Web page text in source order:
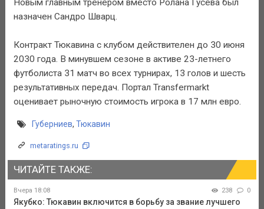
Новым главным тренером вместо Ролана Гусева был
назначен Сандро Шварц.
Контракт Тюкавина с клубом действителен до 30 июня
2030 года. В минувшем сезоне в активе 23-летнего
футболиста 31 матч во всех турнирах, 13 голов и шесть
результативных передач. Портал Transfermarkt
оценивает рыночную стоимость игрока в 17 млн евро.
Губерниев, Тюкавин
metaratings.ru
ЧИТАЙТЕ ТАКЖЕ:
Вчера 18:08 238 0
Якубко: Тюкавин включится в борьбу за звание лучшего